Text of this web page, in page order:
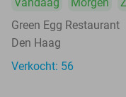
Green Egg Restaurant
Den Haag
Verkocht: 56